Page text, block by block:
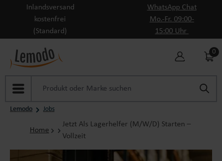
Zum Hauptinhalt springen
Inlandsversand
kostenfrei
(Standard)
WhatsApp Chat
Mo.-Fr. 09:00-
15:00 Uhr
0
Lemodo Jobs
Home
Jetzt Als Lagerhelfer (m/w/d) Starten –
Vollzeit